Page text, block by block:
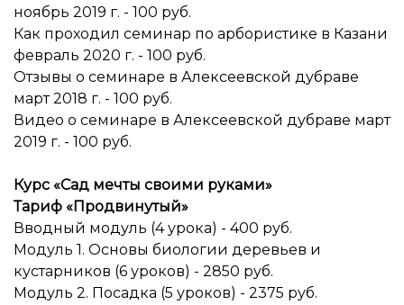
ноябрь 2019 г. - 100 руб.
Как проходил семинар по арбористике в Казани
февраль 2020 г. - 100 руб.
Отзывы о семинаре в Алексеевской дубраве
март 2018 г. - 100 руб.
Видео о семинаре в Алексеевской дубраве март
2019 г. - 100 руб.
Курс «Сад мечты своими руками»
Тариф «Продвинутый»
Вводный модуль (4 урока) - 400 руб.
Модуль 1. Основы биологии деревьев и
кустарников (6 уроков) - 2850 руб.
Модуль 2. Посадка (5 уроков) - 2375 руб.